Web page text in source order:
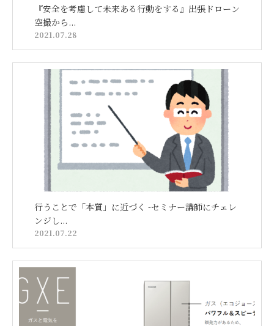
『安全を考慮して未来ある行動をする』出張ドローン
空撮から...
2021.07.28
行うことで「本質」に近づく -セミナー講師にチェレ
ンジし...
2021.07.22